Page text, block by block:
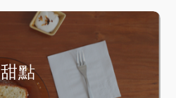
甜點